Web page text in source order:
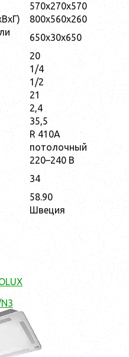
570x270x570
800x560x260
650x30x650
20
1/4
1/2
21
2,4
35,5
R 410A
потолочный
220–240 В
34
58.90
Швеция